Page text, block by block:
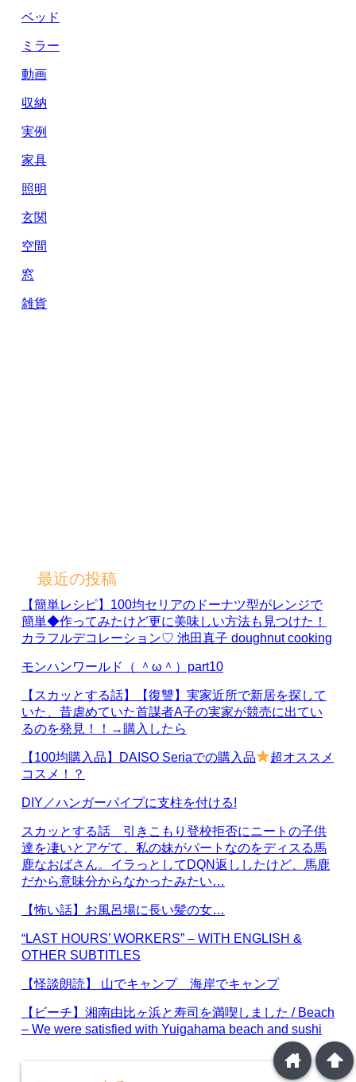
ベッド
ミラー
動画
収納
実例
家具
照明
玄関
空間
窓
雑貨
最近の投稿
【簡単レシピ】100均セリアのドーナツ型がレンジで
簡単◆作ってみたけど更に美味しい方法も見つけた！
カラフルデコレーション♡ 池田真子 doughnut cooking
モンハンワールド（ ＾ω＾）part10
【スカッとする話】【復讐】実家近所で新居を探して
いた、昔虐めていた首謀者A子の実家が競売に出てい
るのを発見！！→購入したら
【100均購入品】DAISO Seriaでの購入品
超オススメ
コスメ！？
DIY／ハンガーパイプに支柱を付ける!
スカッとする話 引きこもり登校拒否にニートの子供
達を凄いとアゲて、私の妹がパートなのをディスる馬
鹿なおばさん。イラっとしてDQN返ししたけど、馬鹿
だから意味分からなかったみたい…
【怖い話】お風呂場に長い髪の女…
“LAST HOURS’ WORKERS” – WITH ENGLISH &
OTHER SUBTITLES
【怪談朗読】 山でキャンプ 海岸でキャンプ
【ビーチ】湘南由比ヶ浜と寿司を満喫しました / Beach
– We were satisfied with Yuigahama beach and sushi
arrowup
home